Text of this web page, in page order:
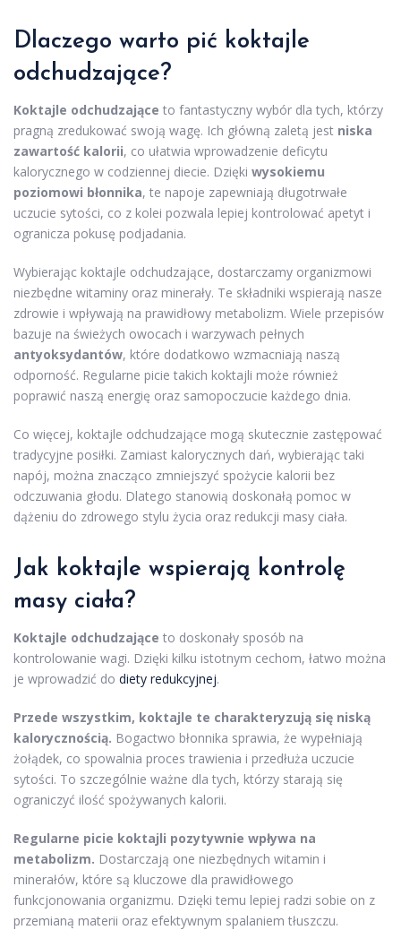
Dlaczego warto pić koktajle
odchudzające?
Koktajle odchudzające to fantastyczny wybór dla tych, którzy
pragną zredukować swoją wagę. Ich główną zaletą jest niska
zawartość kalorii, co ułatwia wprowadzenie deficytu
kalorycznego w codziennej diecie. Dzięki wysokiemu
poziomowi błonnika, te napoje zapewniają długotrwałe
uczucie sytości, co z kolei pozwala lepiej kontrolować apetyt i
ogranicza pokusę podjadania.
Wybierając koktajle odchudzające, dostarczamy organizmowi
niezbędne witaminy oraz minerały. Te składniki wspierają nasze
zdrowie i wpływają na prawidłowy metabolizm. Wiele przepisów
bazuje na świeżych owocach i warzywach pełnych
antyoksydantów, które dodatkowo wzmacniają naszą
odporność. Regularne picie takich koktajli może również
poprawić naszą energię oraz samopoczucie każdego dnia.
Co więcej, koktajle odchudzające mogą skutecznie zastępować
tradycyjne posiłki. Zamiast kalorycznych dań, wybierając taki
napój, można znacząco zmniejszyć spożycie kalorii bez
odczuwania głodu. Dlatego stanowią doskonałą pomoc w
dążeniu do zdrowego stylu życia oraz redukcji masy ciała.
Jak koktajle wspierają kontrolę
masy ciała?
Koktajle odchudzające to doskonały sposób na
kontrolowanie wagi. Dzięki kilku istotnym cechom, łatwo można
je wprowadzić do diety redukcyjnej.
Przede wszystkim, koktajle te charakteryzują się niską
kalorycznością. Bogactwo błonnika sprawia, że wypełniają
żołądek, co spowalnia proces trawienia i przedłuża uczucie
sytości. To szczególnie ważne dla tych, którzy starają się
ograniczyć ilość spożywanych kalorii.
Regularne picie koktajli pozytywnie wpływa na
metabolizm. Dostarczają one niezbędnych witamin i
minerałów, które są kluczowe dla prawidłowego
funkcjonowania organizmu. Dzięki temu lepiej radzi sobie on z
przemianą materii oraz efektywnym spalaniem tłuszczu.